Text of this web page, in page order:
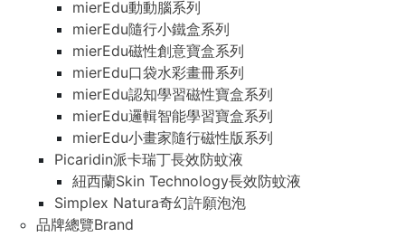
mierEdu動動腦系列
mierEdu隨行小鐵盒系列
mierEdu磁性創意寶盒系列
mierEdu口袋水彩畫冊系列
mierEdu認知學習磁性寶盒系列
mierEdu邏輯智能學習寶盒系列
mierEdu小畫家隨行磁性版系列
Picaridin派卡瑞丁長效防蚊液
紐西蘭Skin Technology長效防蚊液
Simplex Natura奇幻許願泡泡
品牌總覽Brand